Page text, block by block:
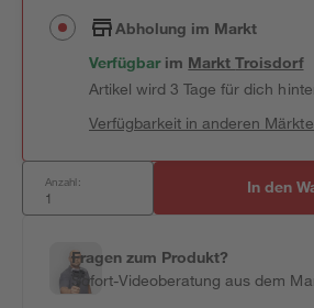
Abholung im Markt
Verfügbar im MarktTroisdorf
Artikel wird 3 Tage für dich
Verfügbarkeit in anderen
Anzahl: In den
Fragen zum Produkt?
Sofort-Videoberatung aus dem